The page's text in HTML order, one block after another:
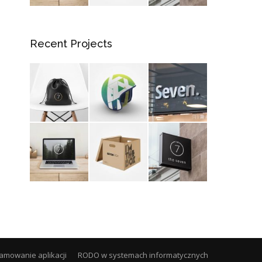
Recent Projects
aplikacji RODO w systemach informatycznych